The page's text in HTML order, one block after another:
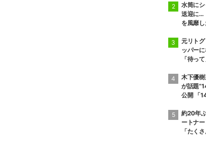
水筒に
送迎に…
を風靡
元リト
ッパー
「待っ
木下優
が話題
公開 「
ぎる」
約20年
ートナ
「たく